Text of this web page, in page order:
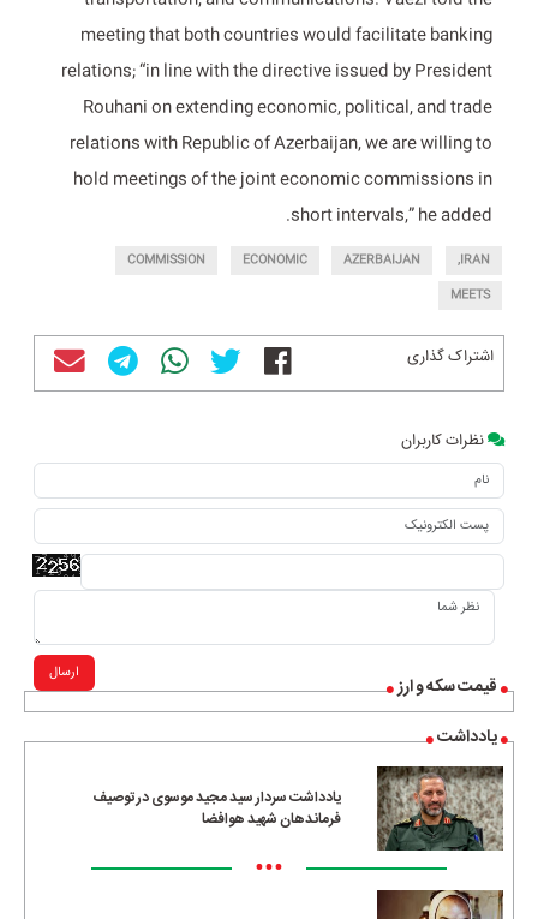
قیمت سکه و ارز
یادداشت
یادداشت سردار سید مجید موسوی در توصیف
فرماندهان شهید هوافضا
•••
meeting that both countries would facilitate banking
relations; “in line with the directive issued by President
Rouhani on extending economic, political, and trade
relations with Republic of Azerbaijan, we are willing to
hold meetings of the joint economic commissions in
short intervals,” he added.
IRAN,
AZERBAIJAN
ECONOMIC
COMMISSION
MEETS
اشتراک گذاری
نظرات کاربران
ارسال